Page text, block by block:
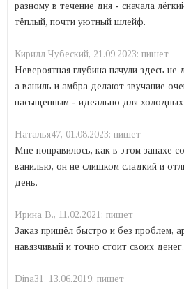
разному в течение дня - сначала
тёплый, почти уютный шлейф.
Кирилл Чубеский, 21.09.2023: пишет
Невероятная глубина пачули здесь
а ваниль и амбра делают звучание
насыщенным - идеально для холодных
Наталья47, 01.08.2023: пишет
Мне понравилось, как в этом запахе
ванилью, он не слишком сладкий и
день.
Ирина В., 11.02.2021: пишет
Заказ пришёл быстро и без проблем,
навязчивый и точно стоит своих
Dina31, 13.06.2019: пишет